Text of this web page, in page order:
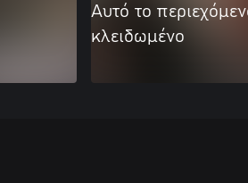
Αυτό το
κλειδωμένο